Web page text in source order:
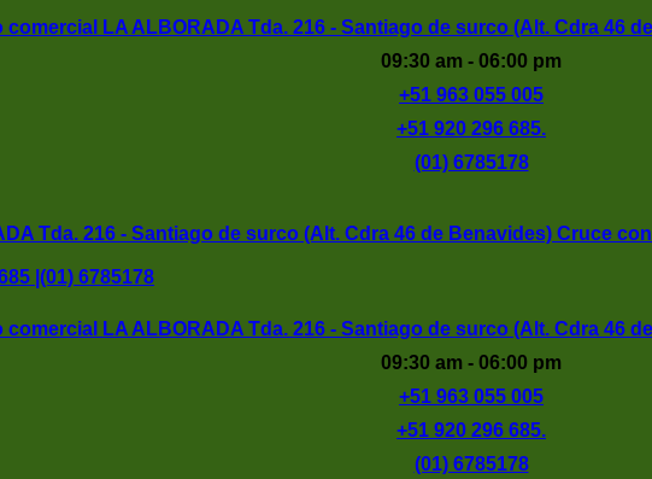
comercial LA ALBORADA Tda. 216 - Santiago de surco (Alt. Cdra 46
09:30 am - 06:00 pm
+51 963 055 005
+51 920 296 685.
(01) 6785178
Tda. 216 - Santiago de surco (Alt. Cdra 46 de Benavides) Cruce
| (01) 6785178
comercial LA ALBORADA Tda. 216 - Santiago de surco (Alt. Cdra 46
09:30 am - 06:00 pm
+51 963 055 005
+51 920 296 685.
(01) 6785178